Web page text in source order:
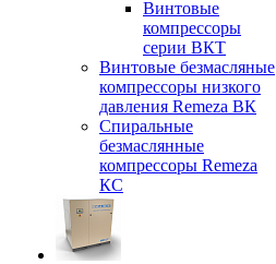
Винтовые
компрессоры
серии ВКТ
Винтовые безмасляные
компрессоры низкого
давления Remeza ВК
Спиральные
безмаслянные
компрессоры Remeza
КС